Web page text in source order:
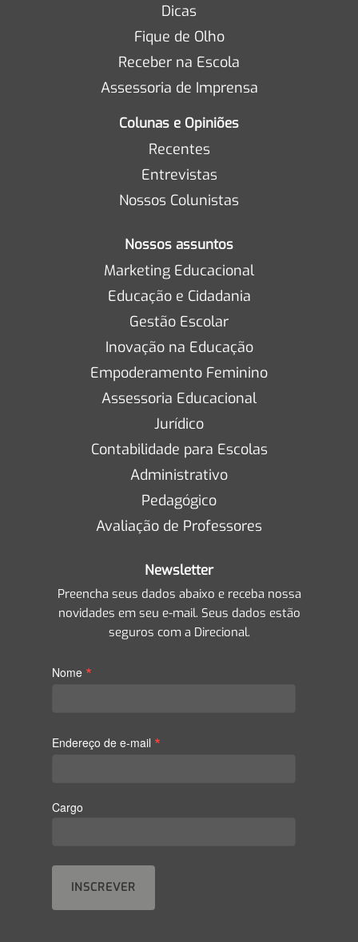
Dicas
Fique de Olho
Receber na Escola
Assessoria de Imprensa
Colunas e Opiniões
Recentes
Entrevistas
Nossos Colunistas
Nossos assuntos
Marketing Educacional
Educação e Cidadania
Gestão Escolar
Inovação na Educação
Empoderamento Feminino
Assessoria Educacional
Jurídico
Contabilidade para Escolas
Administrativo
Pedagógico
Avaliação de Professores
Newsletter
Preencha seus dados abaixo e receba nossa
novidades em seu e-mail. Seus dados estão
seguros com a Direcional.
Nome *
Endereço de e-mail *
Cargo